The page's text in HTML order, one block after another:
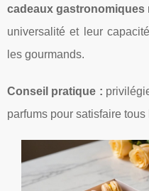
cadeaux gastronomiques
universalité et leur
les gourmands.
Conseil pratique :
parfums pour satisfaire tous